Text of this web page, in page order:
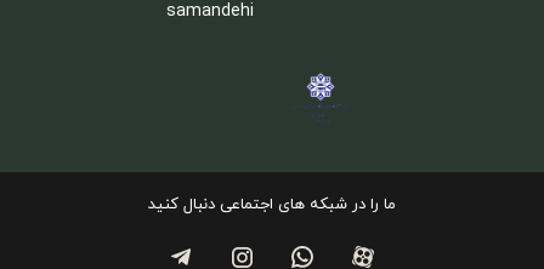
ما را در شبکه های اجتماعی دنبال کنید